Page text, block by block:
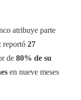
atribuye parte
reportó 27
de 80% de su
en nueve meses